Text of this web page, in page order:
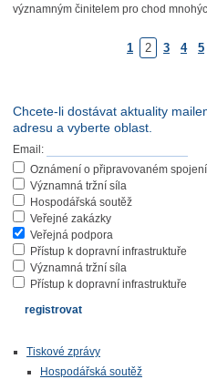
významným činitelem pro chod
1 2 3 4 5
Chcete-li dostávat aktuality
adresu a vyberte oblast.
Email:
Oznámení o připravovaném
Významná tržní síla
Hospodářská soutěž
Veřejné zakázky
Veřejná podpora
Přístup k dopravní infrastruktuře
Významná tržní síla
Přístup k dopravní infrastruktuře
Tiskové zprávy
Hospodářská soutěž